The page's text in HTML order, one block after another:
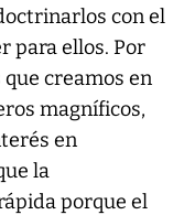
con el
para ellos. Por
creamos en
magníficos,
en
la
porque el